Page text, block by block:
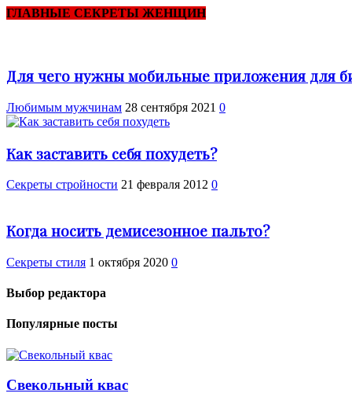
ГЛАВНЫЕ СЕКРЕТЫ ЖЕНЩИН
Для чего нужны мобильные приложения для
Любимым мужчинам 28 сентября 2021 0
Как заставить себя похудеть?
Секреты стройности 21 февраля 2012 0
Когда носить демисезонное пальто?
Секреты стиля 1 октября 2020 0
Выбор редактора
Популярные посты
Свекольный квас